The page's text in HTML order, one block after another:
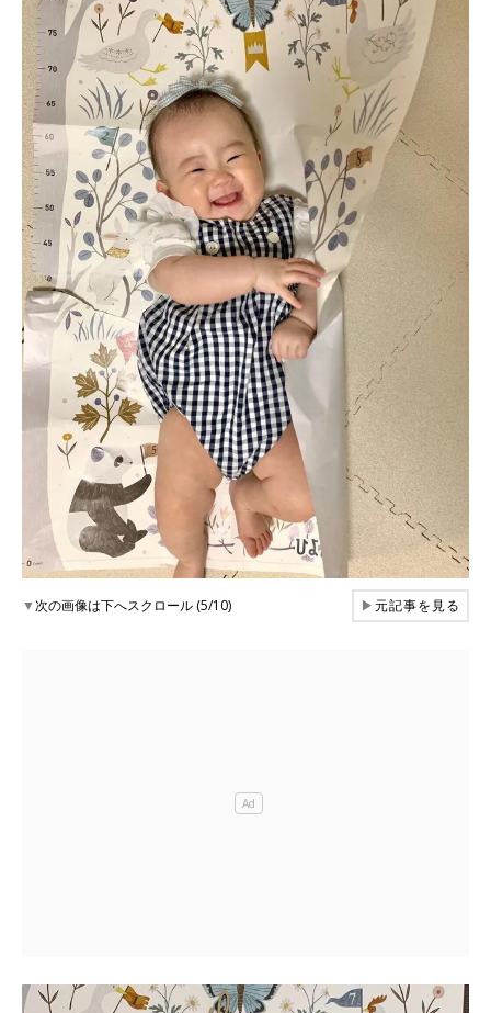
▼次の画像は下へスクロール (5/10) ▶元記事を見る